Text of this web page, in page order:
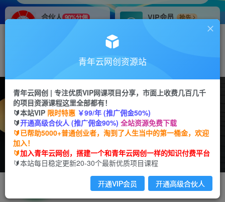
合伙人 90%分佣
VIP会员
抢先
搭建同款网站，自己当老板
1122W+ 101W+
关注 私信
青年云网创资源站
青年云网创 | 专注优质VIP网课项目分享，市面上收费几百几千
的项目资源课程这里全部都有！
🔰本站VIP 限时特惠 ￥99/年 (推广佣金50%)
🔰开通高级合伙人 (推广佣金90%) 全站资源免费下载
🔰已帮助5000+普通创业者，淘到了人生当中的第一桶金，欢迎
加入！
🔰加入青年云网创，搭建一个和青年云网创一样的知识付费平台
🔰本站每日稳定更新20-30个最新优质项目课程
开通VIP会员 开通高级合伙人